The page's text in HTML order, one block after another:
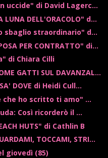
uccide" di David Lagerc...
DELL'ORACOLO" d...
sbaglio straordinario" d...
PER CONTRATTO" di...
di Chiara Cilli
GATTI SUL DAVANZAL...
DOVE di Heidi Cull...
ho scritto ti amo" ...
Così ricorderò il ...
HUTS" di Cathlin B
TOCCAMI, STRI...
giovedì (85)